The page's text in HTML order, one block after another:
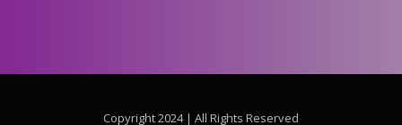
Copyright 2024 | All Rights Reserved